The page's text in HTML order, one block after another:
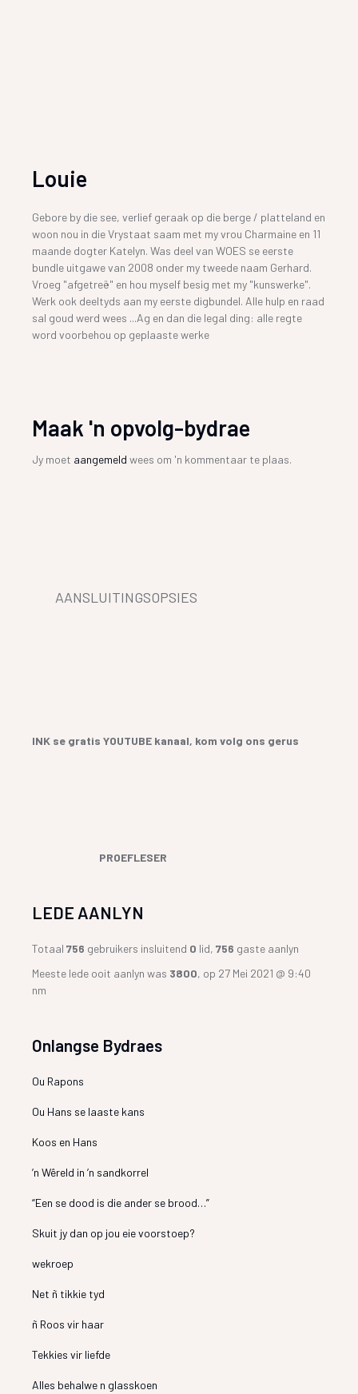
Louie
Gebore by die see, verlief geraak op die berge / platteland en
woon nou in die Vrystaat saam met my vrou Charmaine en 11
maande dogter Katelyn. Was deel van WOES se eerste
bundle uitgawe van 2008 onder my tweede naam Gerhard.
Vroeg "afgetreë" en hou myself besig met my "kunswerke".
Werk ook deeltyds aan my eerste digbundel. Alle hulp en raad
sal goud werd wees ...Ag en dan die legal ding: alle regte
word voorbehou op geplaaste werke
Maak 'n opvolg-bydrae
Jy moet aangemeld wees om 'n kommentaar te plaas.
AANSLUITINGSOPSIES
INK se gratis YOUTUBE kanaal, kom volg ons gerus
PROEFLESER
LEDE AANLYN
Totaal756 gebruikers insluitend 0 lid,756 gaste aanlyn
Meeste lede ooit aanlyn was 3800, op 27 Mei 2021 @ 9:40
nm
Onlangse Bydraes
Ou Rapons
Ou Hans se laaste kans
Koos en Hans
’n Wêreld in ’n sandkorrel
“Een se dood is die ander se brood…”
Skuit jy dan op jou eie voorstoep?
wekroep
Net ñ tikkie tyd
ñ Roos vir haar
Tekkies vir liefde
Alles behalwe n glasskoen